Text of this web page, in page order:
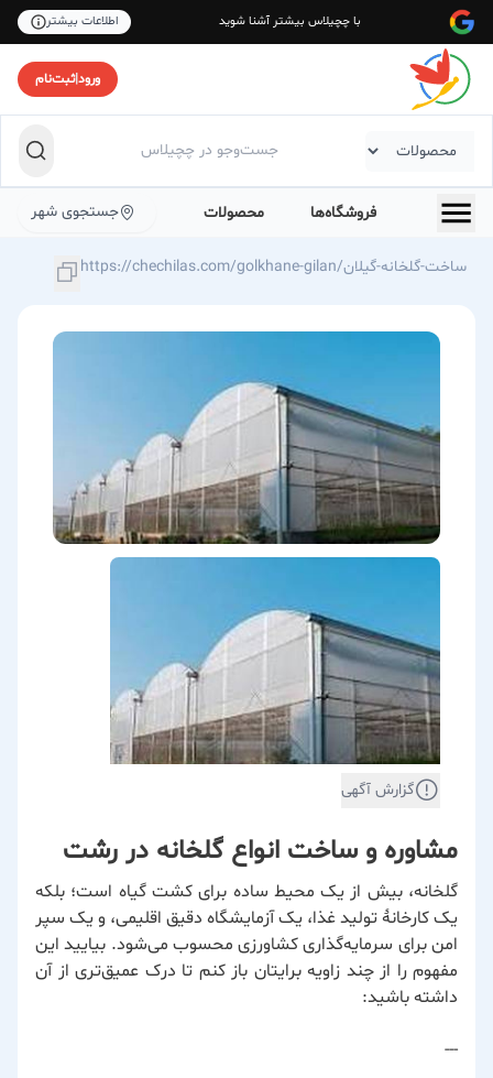
با چچیلاس بیشتر آشنا شوید اطلاعات بیشتر
ورود|ثبت‌نام
فروشگاه‌ها محصولات جستجوی شهر
https://chechilas.com/golkhane-gilan/ساخت-گلخانه-گیلان
گزارش آگهی
مشاوره و ساخت انواع گلخانه در رشت
گلخانه، بیش از یک محیط ساده برای کشت گیاه است؛ بلکه
یک کارخانهٔ تولید غذا، یک آزمایشگاه دقیق اقلیمی، و یک سپر
امن برای سرمایه‌گذاری کشاورزی محسوب می‌شود. بیایید این
مفهوم را از چند زاویه برایتان باز کنم تا درک عمیق‌تری از آن
داشته باشید:
---